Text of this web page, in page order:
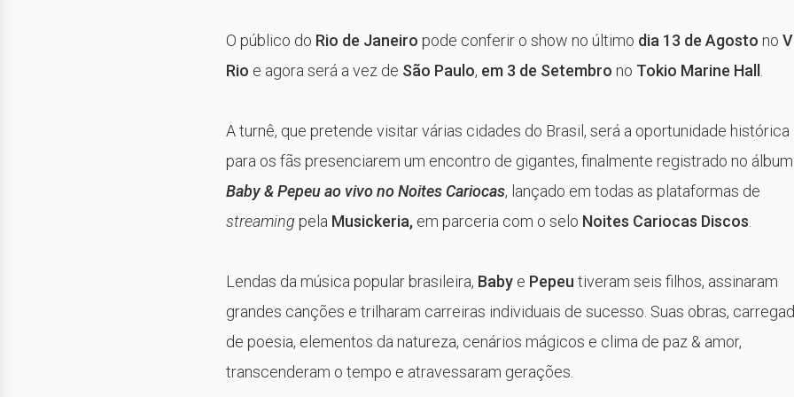
O público do Rio de Janeiro pode conferir o show no último dia 13 de Agosto no
Rio e agora será a vez de São Paulo, em 3 de Setembro no Tokio Marine Hall .
A turnê, que pretende visitar várias cidades do Brasil, será a oportunidade histórica
para os fãs presenciarem um encontro de gigantes, finalmente registrado no álbum
Baby & Pepeu ao vivo no Noites Cariocas, lançado em todas as plataformas de
streaming pela Musickeria, em parceria com o selo Noites Cariocas Discos.
Lendas da música popular brasileira, Baby e Pepeu tiveram seis filhos, assinaram
grandes canções e trilharam carreiras individuais de sucesso. Suas obras,
de poesia, elementos da natureza, cenários mágicos e clima de paz & amor,
transcenderam o tempo e atravessaram gerações.